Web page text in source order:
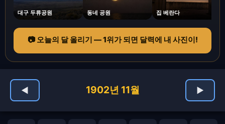
대구 두류공원 동네 공원 집 베란다
📷 오늘의 달 올리기 — 1위가 되면 달력에 내 사진이!
◀ 1902년 11월 ▶